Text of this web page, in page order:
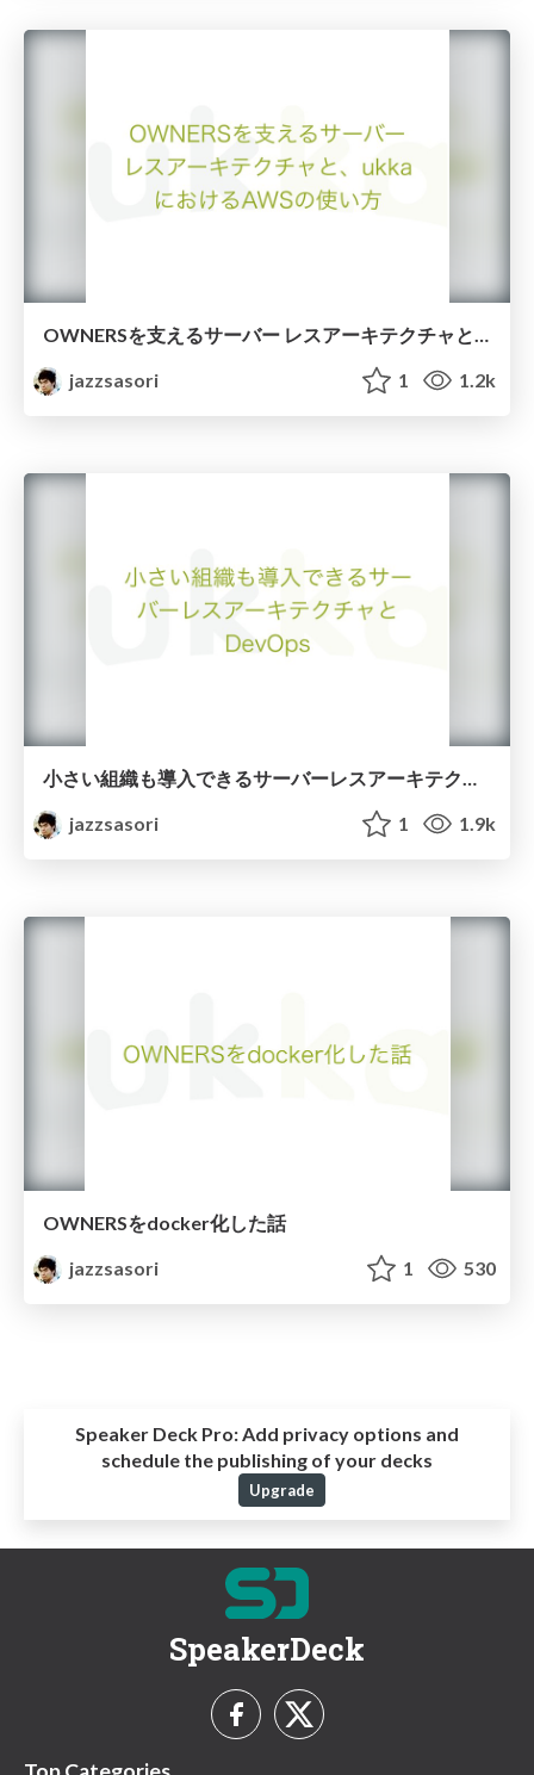
OWNERSを支えるサーバー レスアーキテクチャと、ukka におけるAWSの使い方
jazzsasori
1 1.2k
小さい組織も導入できるサーバーレスアーキテクチャとDevOps
jazzsasori
1 1.9k
OWNERSをdocker化した話
jazzsasori
1 530
Speaker Deck Pro:Add privacy options and
schedule the publishing of your decks
Upgrade
SpeakerDeck